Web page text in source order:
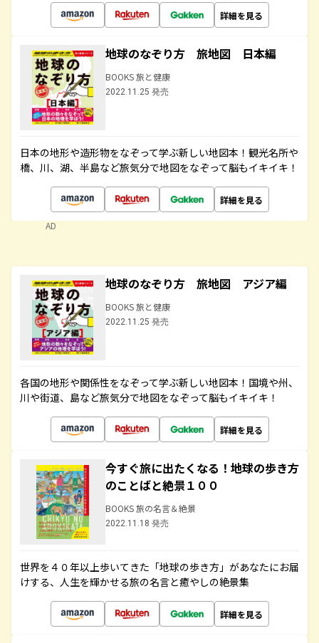
詳細を見る
地球のなぞり方 旅地図 日本編
BOOKS 旅と健康
2022.11.25 発売
日本の地形や造形物をなぞって学ぶ新しい地図本！観光名所や
橋、川、湖、半島など旅気分で地図をなぞって脳もイキイキ！
詳細を見る
AD
地球のなぞり方 旅地図 アジア編
BOOKS 旅と健康
2022.11.25 発売
各国の地形や関係性をなぞって学ぶ新しい地図本！国境や州、
川や街道、島など旅気分で地図をなぞって脳もイキイキ！
詳細を見る
今すぐ旅に出たくなる！地球の歩き方
のことばと絶景１００
BOOKS 旅の名言＆絶景
2022.11.18 発売
世界を４０年以上歩いてきた「地球の歩き方」があなたにお届
けする、人生を輝かせる旅の名言と癒やしの絶景集
詳細を見る